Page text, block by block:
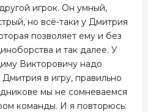
игрок. Он умный,
но всё-таки у Дмитрия
позволяет ему и без
и так далее. У
Викторовичу надо
в игру, правильно
мы не сомневаемся
команды. И я повторюсь: